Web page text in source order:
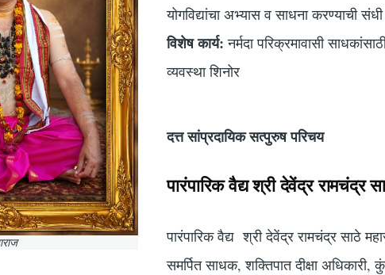
योगविद्यांचा अभ्यास व साधना करण्याची
विशेष कार्य:नर्मदा परिक्रमावासी
व्यवस्था शिनोर
दत्त सांप्रदायिक सत्पुरुष परिचय
पारंपारिक वैद्य श्री देवेंद्र रामचंद्र
पारंपारिक वैद्य श्री देवेंद्र रामचंद्र साठे
समर्पित साधक, शक्तिपात दीक्षा अधिकारी,